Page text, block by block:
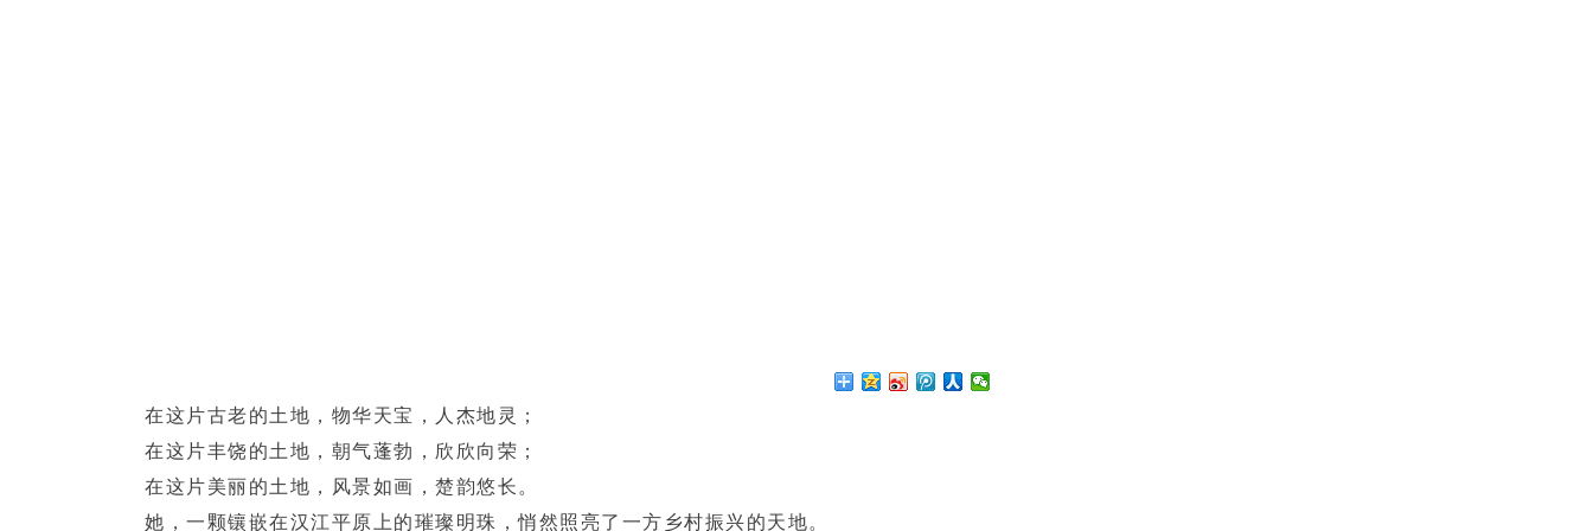
在这片古老的土地，物华天宝，人杰地灵；
在这片丰饶的土地，朝气蓬勃，欣欣向荣；
在这片美丽的土地，风景如画，楚韵悠长。
她，一颗镶嵌在汉江平原上的璀璨明珠，悄然照亮了一方乡村振兴的天地。